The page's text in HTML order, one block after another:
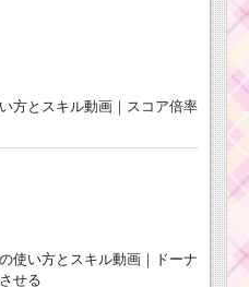
方とスキル動画｜スコア倍率
使い方とスキル動画｜ドーナ
せる